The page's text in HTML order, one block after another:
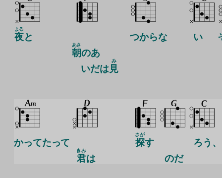
夜
よる
と
朝
あさ
のあ
いだは 見
み
つからな い
かってたって
君
きみ
は
探
さが
す
のだ
ろう、